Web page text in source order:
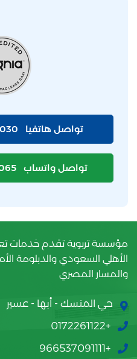
تواصل هاتفيا
تواصل واتساب
مؤسسة تربوية تقدم خدمات
الأهلي السعودي والدبلومة
والمسار المصري
حي المنسك - أبها - عسير
+0172261122
+966537091111